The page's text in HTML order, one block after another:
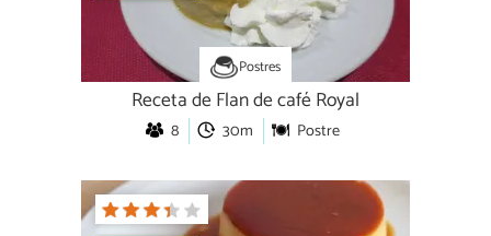
Postres
Receta de Flan de café Royal
8 30m Postre